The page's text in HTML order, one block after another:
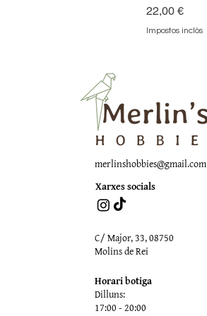
Preu
22,00 €
Impostos inclòs
merlinshobbies@gmail.com
Xarxes socials
C/ Major, 33, 08750
Molins de Rei
Horari botiga
Dilluns:
17:00 - 20:00